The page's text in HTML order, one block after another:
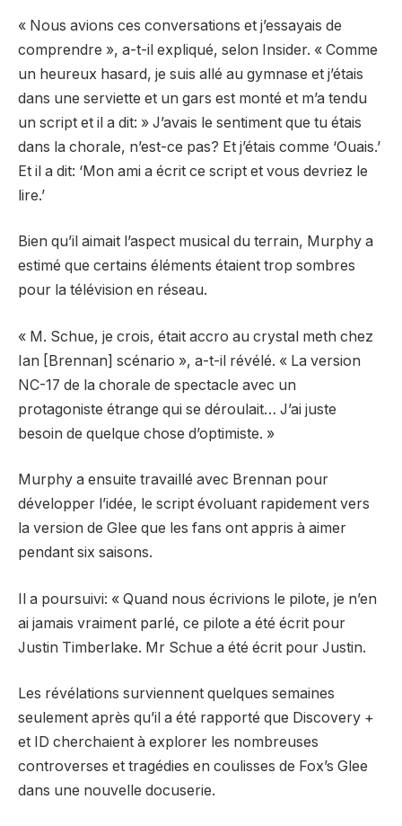
« Nous avions ces conversations et j’essayais de
comprendre », a-t-il expliqué, selon Insider. « Comme
un heureux hasard, je suis allé au gymnase et j’étais
dans une serviette et un gars est monté et m’a tendu
un script et il a dit: » J’avais le sentiment que tu étais
dans la chorale, n’est-ce pas? Et j’étais comme ‘Ouais.’
Et il a dit: ‘Mon ami a écrit ce script et vous devriez le
lire.’
Bien qu’il aimait l’aspect musical du terrain, Murphy a
estimé que certains éléments étaient trop sombres
pour la télévision en réseau.
« M. Schue, je crois, était accro au crystal meth chez
Ian [Brennan] scénario », a-t-il révélé. « La version
NC-17 de la chorale de spectacle avec un
protagoniste étrange qui se déroulait… J’ai juste
besoin de quelque chose d’optimiste. »
Murphy a ensuite travaillé avec Brennan pour
développer l’idée, le script évoluant rapidement vers
la version de Glee que les fans ont appris à aimer
pendant six saisons.
Il a poursuivi: « Quand nous écrivions le pilote, je n’en
ai jamais vraiment parlé, ce pilote a été écrit pour
Justin Timberlake. Mr Schue a été écrit pour Justin.
Les révélations surviennent quelques semaines
seulement après qu’il a été rapporté que Discovery +
et ID cherchaient à explorer les nombreuses
controverses et tragédies en coulisses de Fox’s Glee
dans une nouvelle docuserie.